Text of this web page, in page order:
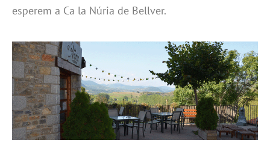
esperem a Ca la Núria de Bellver.